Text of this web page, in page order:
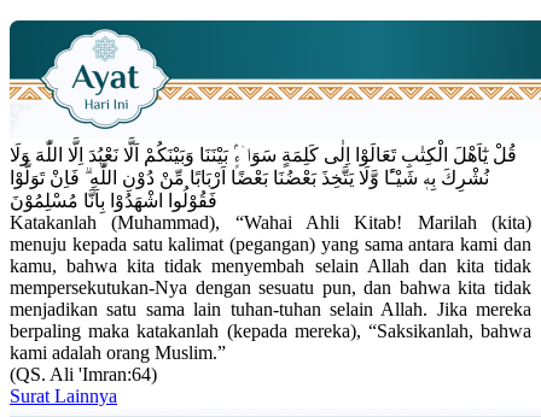
قُلْ يٰٓاَهْلَ الْكِتٰبِ تَعَالَوْا اِلٰى كَلِمَةٍ سَوَاۤءٍۢ بَيْنَنَا وَبَيْنَكُمْ اَلَّا نَعْبُدَ اِلَّا اللّٰهَ وَلَا
نُشْرِكَ بِهٖ شَيْـًٔا وَّلَا يَتَّخِذَ بَعْضُنَا بَعْضًا اَرْبَابًا مِّنْ دُوْنِ اللّٰهِ ۗ فَاِنْ تَوَلَّوْا
فَقُوْلُوا اشْهَدُوْا بِاَنَّا مُسْلِمُوْنَ
Katakanlah (Muhammad), “Wahai Ahli Kitab! Marilah (kita)
menuju kepada satu kalimat (pegangan) yang sama antara kami dan
kamu, bahwa kita tidak menyembah selain Allah dan kita tidak
mempersekutukan-Nya dengan sesuatu pun, dan bahwa kita tidak
menjadikan satu sama lain tuhan-tuhan selain Allah. Jika mereka
berpaling maka katakanlah (kepada mereka), “Saksikanlah, bahwa
kami adalah orang Muslim.”
(QS. Ali 'Imran:64)
Surat Lainnya